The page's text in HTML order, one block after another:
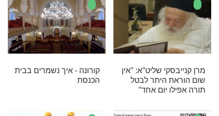
נוכל בעזרת ה' במהירות לשוב לשגרה ברוכה